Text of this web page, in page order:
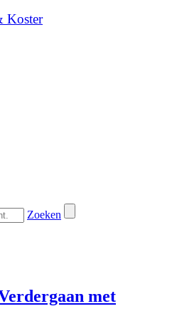
Koster
Zoeken
met